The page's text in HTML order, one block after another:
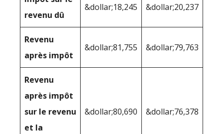
revenu dû
&dollar;18,245 &dollar;20,237
Revenu
après impôt
&dollar;81,755 &dollar;79,763
Revenu
après impôt
sur le revenu
et la
&dollar;80,690 &dollar;76,378